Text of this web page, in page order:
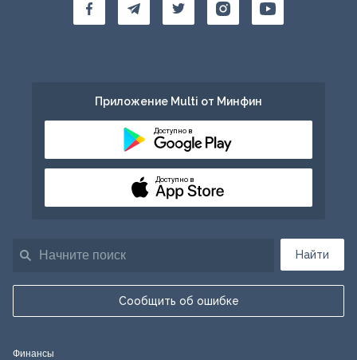
Найти
Сообщить об ошибке
Приложение Multi от Минфин
Доступно в
Доступно в
Финансы